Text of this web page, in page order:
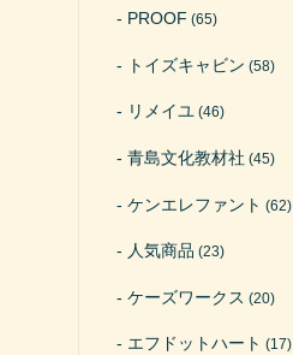
PROOF (65)
トイズキャビン (58)
リメイユ (46)
青島文化教材社 (45)
ケンエレファント (62)
人気商品 (23)
ケーズワークス (20)
エフドットハート (17)